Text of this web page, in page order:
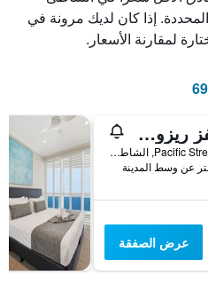
إذا كان لديك مرونة في
لمقارنة الأسعار.
مالديفز ريزورت
46-52 Pacific Street, الشاطئ الرئيسي, QLD, أستراليا
عرض الصفقة